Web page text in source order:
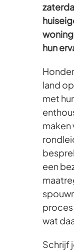
hun
land
met
maken
een
proces
wat
Schrijf